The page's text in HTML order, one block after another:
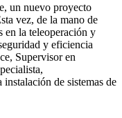
un nuevo proyecto
vez, de la mano de
en la teleoperación y
y eficiencia
Supervisor en
instalación de sistemas de